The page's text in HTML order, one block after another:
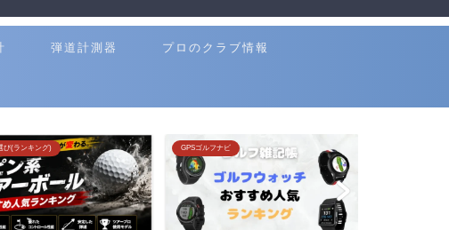
弾道計測器 プロのクラブ情報
び(ランキング) GPSゴルフナビ